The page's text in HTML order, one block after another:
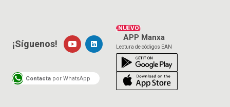
¡NUEVO!
APP Manxa
Lectura de códigos EAN
¡Síguenos!
Contacta por WhatsApp